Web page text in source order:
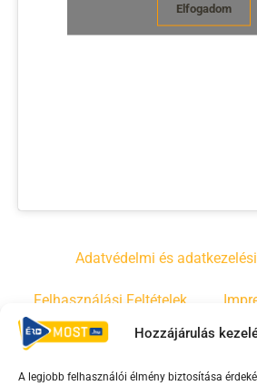
Hozzájárulás
A legjobb felhasználói élmény biztosítása
Elfogadom
Adatvédelmi és
Felhasználási Feltételek
Irányelvek Moderálási